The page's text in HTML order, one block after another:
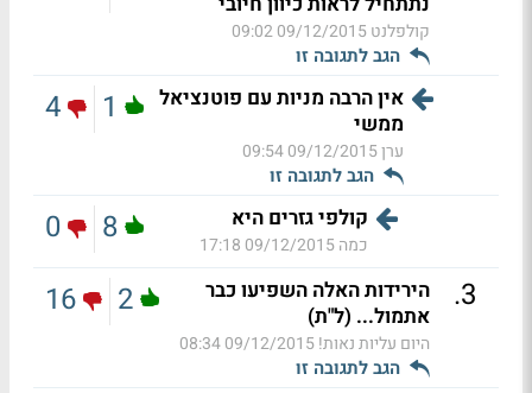
קולפלנט09/12/2015 09:02
הגב לתגובה זו
אין הרבה מניות עם פוטנציאל
ממשי
ערן09/12/2015 09:54
הגב לתגובה זו
1
4
קולפי גזרים היא
כמה09/12/2015 17:18
8
0
3
.
הירידות האלה השפיעו כבר
אתמול... (ל"ת)
היום עליות נאות!09/12/2015 08:34
הגב לתגובה זו
2
16